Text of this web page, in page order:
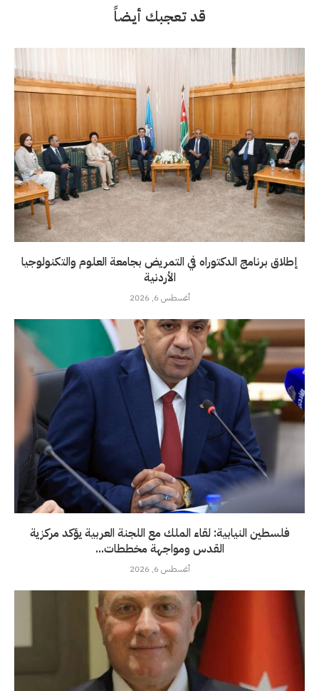
قد تعجبك أيضاً
إطلاق برنامج الدكتوراه في التمريض بجامعة العلوم والتكنولوجيا
الأردنية
أغسطس 6, 2026
فلسطين النيابية: لقاء الملك مع اللجنة العربية يؤكد مركزية
القدس ومواجهة مخططات...
أغسطس 6, 2026